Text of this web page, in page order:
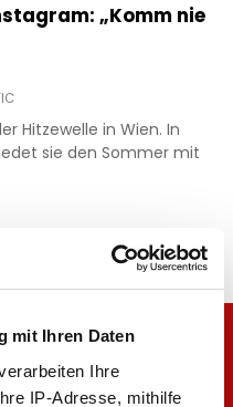
mit Ihren Daten
Ihre
IP-Adresse, mithilfe
„Komm nie
Hitzewelle in Wien. In
sie den Sommer mit